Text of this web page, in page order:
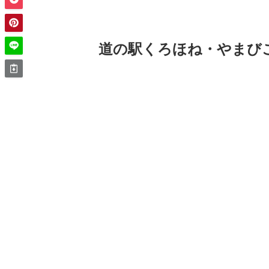
道の駅くろほね・やまび